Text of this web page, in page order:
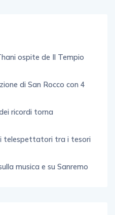
ospite de Il Tempio
di San Rocco con 4
ricordi torna
i telespettatori tra i tesori
musica e su Sanremo